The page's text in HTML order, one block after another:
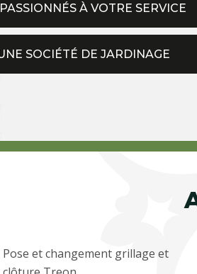
À VOTRE SERVICE
SOCIÉTÉ DE JARDINAGE
Pose et changement grillage et